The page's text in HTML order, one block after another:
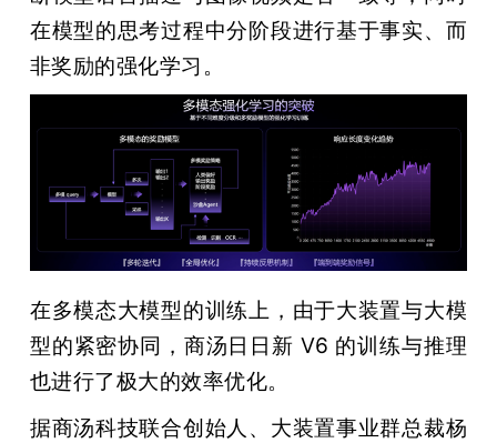
在模型的思考过程中分阶段进行基于事实、而
非奖励的强化学习。
在多模态大模型的训练上，由于大装置与大模
型的紧密协同，商汤日日新 V6 的训练与推理
也进行了极大的效率优化。
据商汤科技联合创始人、大装置事业群总裁杨